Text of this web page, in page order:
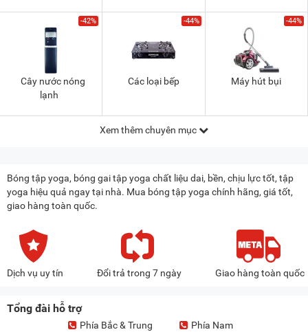
-42%
Cây nước nóng
lạnh
-44%
Các loại bếp
-44%
Máy hút bụi
Xem thêm chuyên mục
Bóng tập yoga, bóng gai tập yoga chất liệu dai, bền, chịu lực tốt, tập
yoga hiệu quả ngay tại nhà. Mua bóng tập yoga chính hãng, giá tốt,
giao hàng toàn quốc.
Dịch vụ uy tín Đổi trả trong 7 ngày Giao hàng toàn quốc
Tổng đài hỗ trợ
Phía Bắc & Trung
Phía Nam